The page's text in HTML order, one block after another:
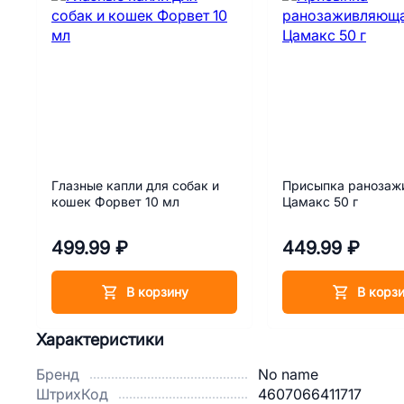
Глазные капли для собак и
кошек Форвет 10 мл
499.99 ₽
В корзину
Присыпка
Цамакс 50 г
449.99 ₽
В
Характеристики
Бренд
No name
ШтрихКод
4607066411717